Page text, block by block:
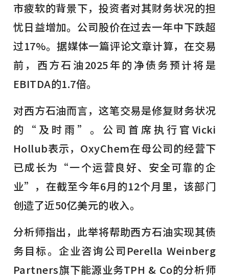
市疲软的背景下，投资者对其财务状况的担
忧日益增加。公司股价在过去一年中下跌超
过17%。据媒体一篇评论文章计算，在交易
前，西方石油2025年的净债务预计将是
EBITDA的1.7倍。
对西方石油而言，这笔交易是修复财务状况
的“及时雨”。公司首席执行官Vicki
Hollub表示，OxyChem在母公司的经营下
已成长为“一个运营良好、安全可靠的企
业”，在截至今年6月的12个月里，该部门
创造了近50亿美元的收入。
分析师指出，此举将帮助西方石油实现其债
务目标。企业咨询公司Perella Weinberg
Partners旗下能源业务TPH & Co的分析师